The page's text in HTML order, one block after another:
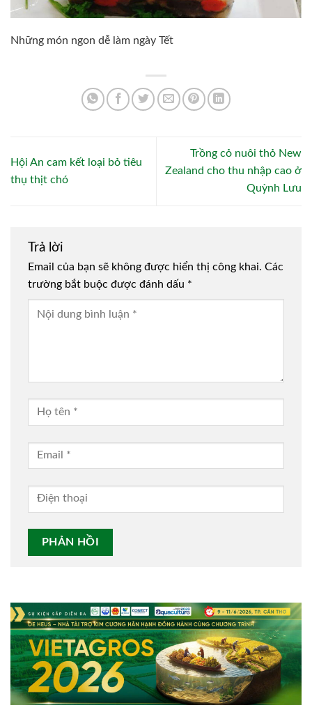
Những món ngon dễ làm ngày Tết
Hội An cam kết loại bỏ tiêu
thụ thịt chó
Trồng cỏ nuôi thỏ New
Zealand cho thu nhập cao ở
Quỳnh Lưu
Trả lời
Email của bạn sẽ không được hiển thị công khai. Các
trường bắt buộc được đánh dấu *